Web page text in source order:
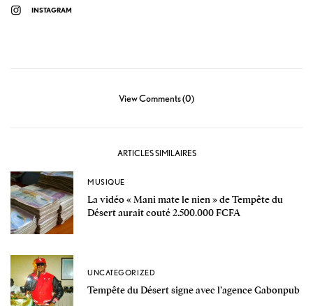
INSTAGRAM
View Comments (0)
ARTICLES SIMILAIRES
MUSIQUE
La vidéo « Mani mate le nien » de Tempête du
Désert aurait couté 2.500.000 FCFA
UNCATEGORIZED
Tempête du Désert signe avec l’agence Gabonpub